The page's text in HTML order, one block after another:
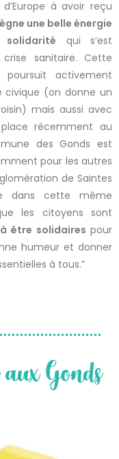
à avoir reçu
une belle énergie
qui s’est
sanitaire. Cette
activement
civique (on donne un
mais aussi avec
récemment au
des Gonds est
pour les autres
de Saintes
dans cette même
les citoyens sont
être solidaires pour
humeur et donner
à tous.”
aux Gonds